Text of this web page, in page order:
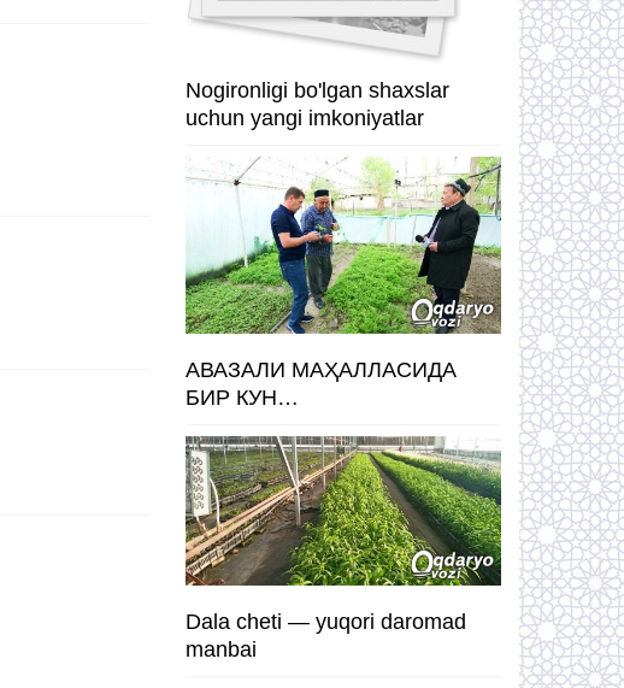
Nogironligi bo'lgan shaxslar
uchun yangi imkoniyatlar
АВАЗАЛИ МАҲАЛЛАСИДА
БИР КУН…
Dala cheti — yuqori daromad
manbai